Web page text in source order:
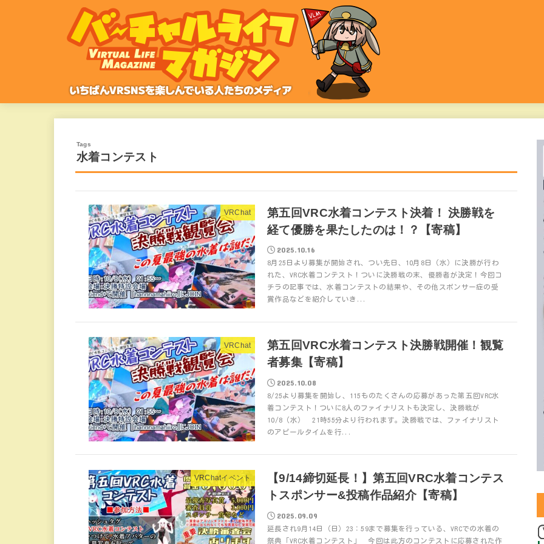
水着コンテスト
VRChat
第五回VRC水着コンテスト決着！ 決勝戦を
経て優勝を果たしたのは！？【寄稿】
2025.10.16
8月25日より募集が開始され、つい先日、10月8日（水）に決勝が行わ
れた、VRC水着コンテスト！ついに決勝戦の末、優勝者が決定！今回コ
チラの記事では、水着コンテストの結果や、その他スポンサー症の受
賞作品などを紹介していき...
VRChat
第五回VRC水着コンテスト決勝戦開催！観覧
者募集【寄稿】
2025.10.08
8/25より募集を開始し、115ものたくさんの応募があった第五回VRC水
着コンテスト！ついに8人のファイナリストも決定し、決勝戦が
10/8（水） 21時55分より行われます。決勝戦では、ファイナリスト
のアピールタイムを行...
VRChatイベント
【9/14締切延長！】第五回VRC水着コンテス
トスポンサー&投稿作品紹介【寄稿】
2025.09.09
延長され9月14日（日）23：59まで募集を行っている、VRCでの水着の
祭典「VRC水着コンテスト」 今回は此方のコンテストに応募された作